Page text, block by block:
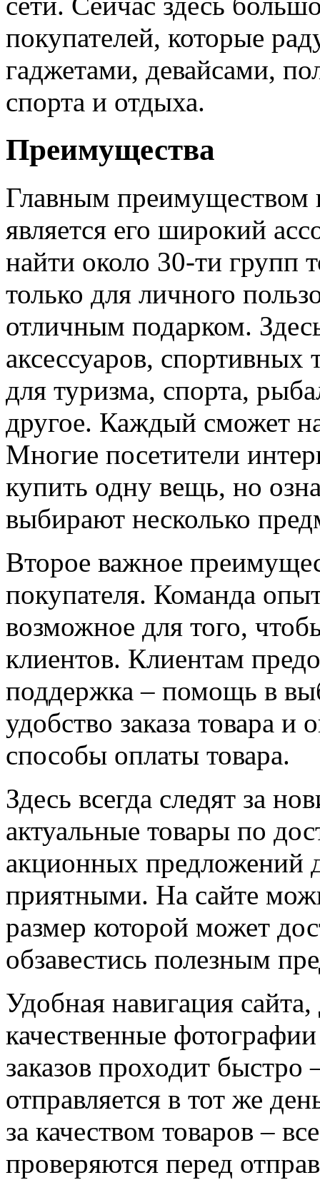
покупателей, которые
гаджетами, девайсами,
спорта и отдыха.
Преимущества
Главным преимуществом
является его широкий
найти около 30-ти групп
только для личного
отличным подарком.
аксессуаров, спортивных
для туризма, спорта,
другое. Каждый сможет
Многие посетители
купить одну вещь, но
выбирают несколько
Второе важное
покупателя. Команда
возможное для того,
клиентов. Клиентам
поддержка – помощь в
удобство заказа товара и
способы оплаты товара.
Здесь всегда следят за
актуальные товары по
акционных предложений
приятными. На сайте
размер которой может
обзавестись полезным
Удобная навигация
качественные
заказов проходит быстро
отправляется в тот же
за качеством товаров –
проверяются перед